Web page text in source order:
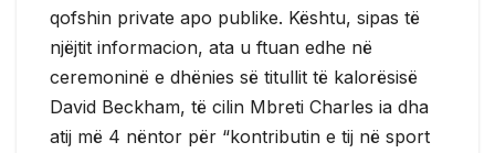
qofshin private apo publike. Kështu, sipas të
njëjtit informacion, ata u ftuan edhe në
ceremoninë e dhënies së titullit të kalorësisë
David Beckham, të cilin Mbreti Charles ia dha
atij më 4 nëntor për “kontributin e tij në sport